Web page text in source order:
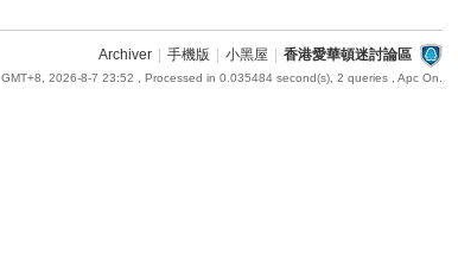
Archiver 手機版 小黑屋 香港愛華頓迷討論區
GMT+8, 2026-8-7 23:52 , Processed in 0.035484 second(s), 2 queries , Apc On.